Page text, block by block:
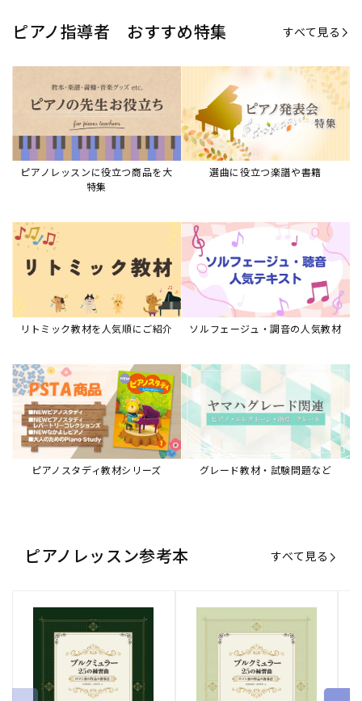
ピアノ指導者 おすすめ特集 すべて見る
ピアノレッスンに役立つ商品を大
特集
選曲に役立つ楽譜や書籍
リトミック教材を人気順にご紹介 ソルフェージュ・調音の人気教材
ピアノスタディ教材シリーズ グレード教材・試験問題など
ピアノレッスン参考本 すべて見る